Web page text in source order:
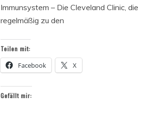
Immunsystem – Die Cleveland Clinic, die
regelmäßig zu den
Teilen mit:
Facebook X
Gefällt mir: